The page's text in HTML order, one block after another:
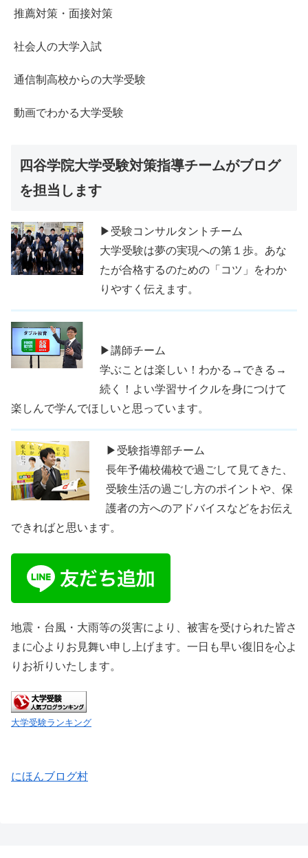
推薦対策・面接対策
社会人の大学入試
通信制高校からの大学受験
動画でわかる大学受験
四谷学院大学受験対策指導チームがブログ
を担当します
▶受験コンサルタントチーム
大学受験は夢の実現への第１歩。あな
たが合格するのための「コツ」をわか
りやすく伝えます。
▶講師チーム
学ぶことは楽しい！わかる→できる→
続く！よい学習サイクルを身につけて
楽しんで学んでほしいと思っています。
▶受験指導部チーム
長年予備校備校で過ごして見てきた、
受験生活の過ごし方のポイントや、保
護者の方へのアドバイスなどをお伝え
できればと思います。
地震・台風・大雨等の災害により、被害を受けられた皆さ
まに心よりお見舞い申し上げます。一日も早い復旧を心よ
りお祈りいたします。
大学受験ランキング
にほんブログ村